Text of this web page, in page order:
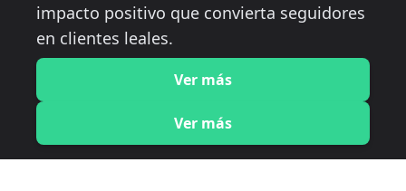
impacto positivo que convierta seguidores
en clientes leales.
Ver más
Ver más